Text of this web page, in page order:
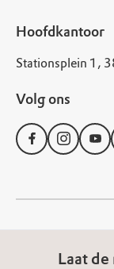
Laat
Hoofdkantoor
Stationsplein 1,
Volg ons
Disclaimer